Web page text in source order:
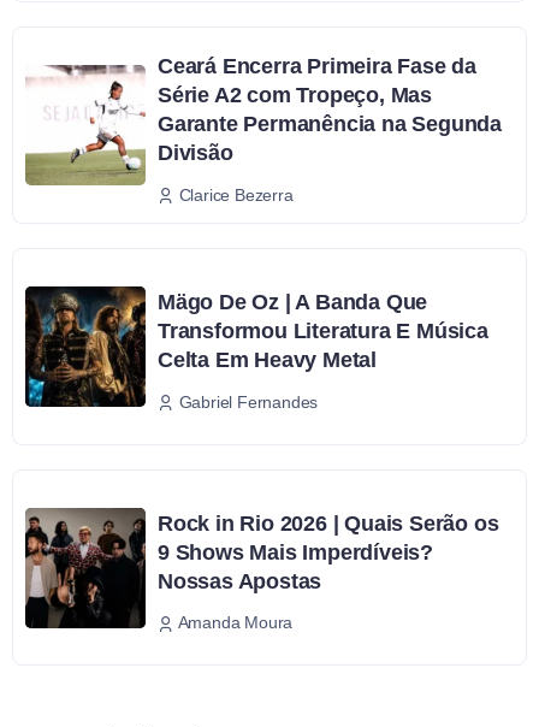
Ceará Encerra Primeira Fase da
Série A2 com Tropeço, Mas
Garante Permanência na Segunda
Divisão
Clarice Bezerra
Mägo De Oz | A Banda Que
Transformou Literatura E Música
Celta Em Heavy Metal
Gabriel Fernandes
Rock in Rio 2026 | Quais Serão os
9 Shows Mais Imperdíveis?
Nossas Apostas
Amanda Moura